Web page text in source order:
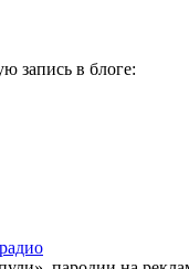
запись в блоге: